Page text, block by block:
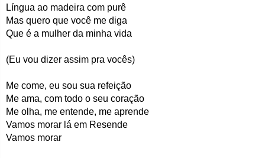
Língua ao madeira com purê
Mas quero que você me diga
Que é a mulher da minha vida
(Eu vou dizer assim pra vocês)
Me come, eu sou sua refeição
Me ama, com todo o seu coração
Me olha, me entende, me aprende
Vamos morar lá em Resende
Vamos morar